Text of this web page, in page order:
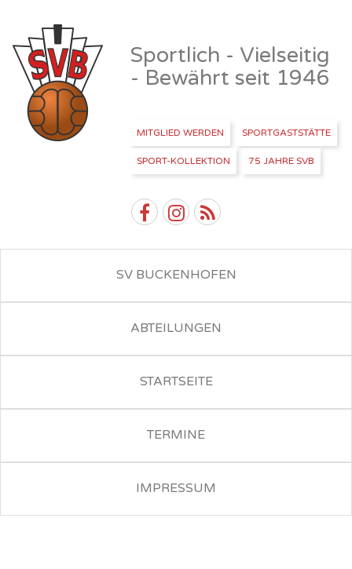
Sportlich - Vielseitig
- Bewährt seit 1946
MITGLIED WERDEN SPORTGASTSTÄTTE
SPORT-KOLLEKTION 75 JAHRE SVB
SV BUCKENHOFEN
ABTEILUNGEN
STARTSEITE
TERMINE
IMPRESSUM